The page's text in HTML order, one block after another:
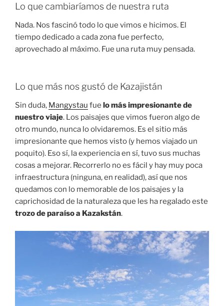
Lo que cambiaríamos de nuestra ruta
Nada. Nos fascinó todo lo que vimos e hicimos. El
tiempo dedicado a cada zona fue perfecto,
aprovechado al máximo. Fue una ruta muy pensada.
Lo que más nos gustó de Kazajistán
Sin duda, Mangystau fue lo más impresionante de
nuestro viaje. Los paisajes que vimos fueron algo de
otro mundo, nunca lo olvidaremos. Es el sitio más
impresionante que hemos visto (y hemos viajado un
poquito). Eso sí, la experiencia en sí, tuvo sus muchas
cosas a mejorar. Recorrerlo no es fácil y hay muy poca
infraestructura (ninguna, en realidad), así que nos
quedamos con lo memorable de los paisajes y la
caprichosidad de la naturaleza que les ha regalado este
trozo de paraíso a Kazakstán.